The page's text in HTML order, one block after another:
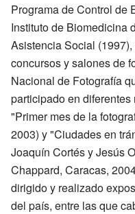
Programa de Control de
Instituto de Biomedicina
Asistencia Social
concursos y salones de
Nacional de Fotografía
participado en
"Primer mes de la
2003) y "Ciudades en
Joaquín Cortés y Jesús
Chappard, Caracas,
dirigido y realizado
del país, entre las que